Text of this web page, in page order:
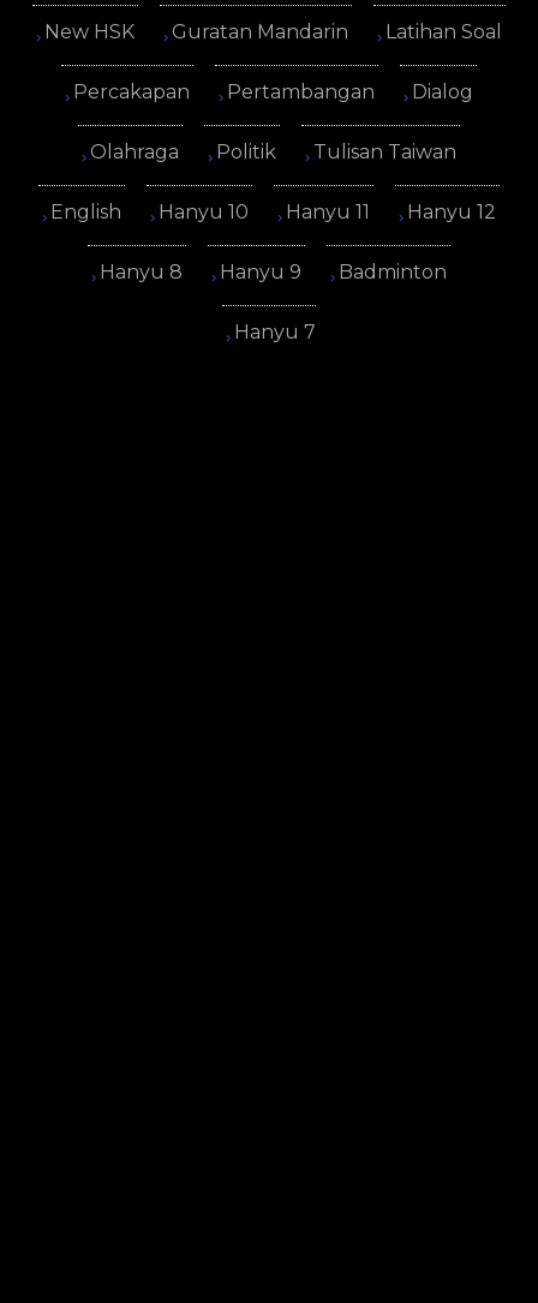
New HSK Guratan Mandarin Latihan Soal
Percakapan Pertambangan Dialog
Olahraga Politik Tulisan Taiwan
English Hanyu 10 Hanyu 11 Hanyu 12
Hanyu 8 Hanyu 9 Badminton
Hanyu 7